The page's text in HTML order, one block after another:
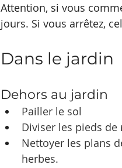
Attention, si vous
jours. Si vous arrêtez,
Dans le jardin
Dehors au jardin
Pailler le sol
Diviser les pieds de
Nettoyer les plans
herbes.